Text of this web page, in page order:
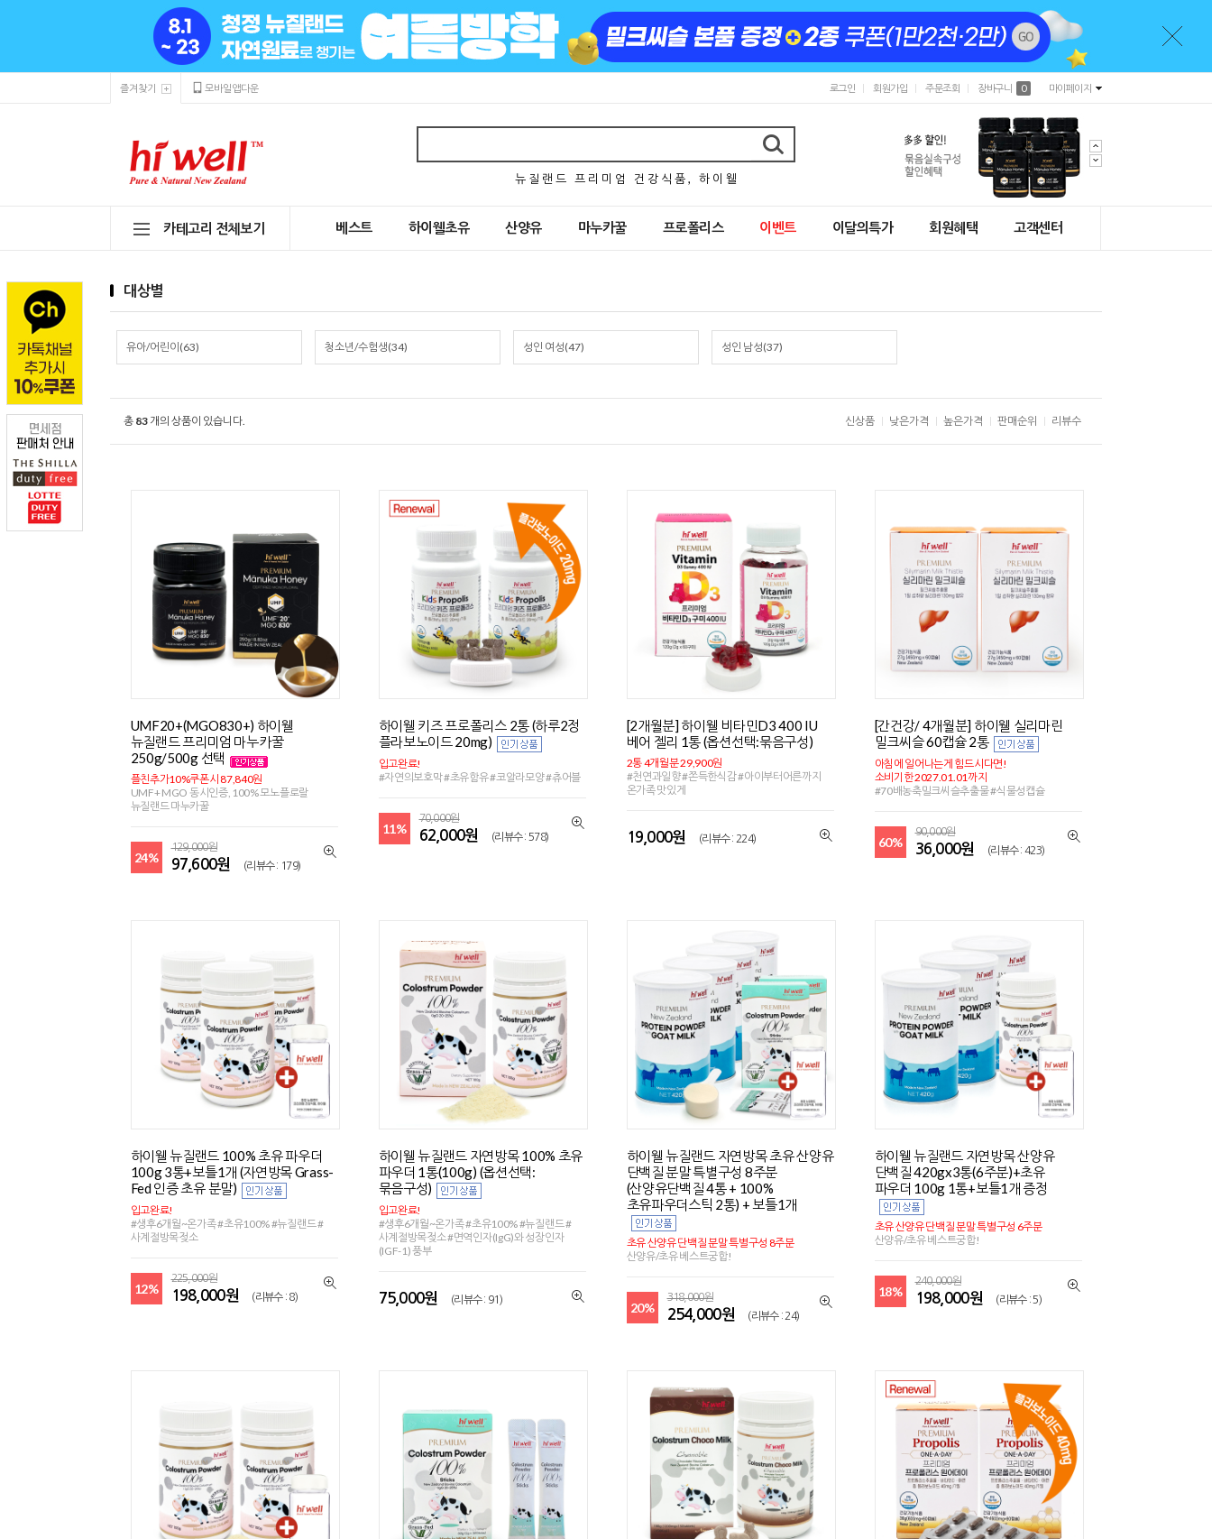
즐겨찾기 모바일앱다운 로그인 회원가입 주문조회 장바구니 0 마이페이지
뉴 질 랜 드 프 리 미 엄 건 강 식 품 , 하 이 웰
카테고리 전체보기 베스트 하이웰초유 산양유 마누카꿀 프로폴리스 이벤트 이달의특가 회원혜택 고객센터
대상별
유아/어린이(63) 청소년/수험생(34) 성인 여성(47) 성인 남성(37)
총 83 개의 상품이 있습니다. 신상품 낮은가격 높은가격 판매순위 리뷰수
UMF20+(MGO830+) 하이웰
뉴질랜드 프리미엄 마누카꿀
250g/500g 선택
플친추가10%쿠폰시 87,840원
UMF+ MGO 동시인증, 100% 모노플로랄
뉴질랜드 마누카꿀
24%
129,000원
97,600원 (리뷰수 : 179)
하이웰 키즈 프로폴리스 2통 (하루2정
플라보노이드 20mg)
입고완료!
#자연의보호막 #초유함유 #코알라모양 #츄어블
11%
70,000원
62,000원 (리뷰수 : 578)
[2개월분] 하이웰 비타민D3 400 IU
베어 젤리 1통 (옵션선택:묶음구성)
2통 4개월분 29,900원
#천연과일향 #쫀득한식감 #아이부터어른까지
온가족 맛있게
19,000원 (리뷰수 : 224)
[간건강/ 4개월분] 하이웰 실리마린
밀크씨슬 60캡슐 2통
아침에 일어나는게 힘드시다면!
소비기한 2027.01.01까지
#70배농축밀크씨슬추출물 #식물성캡슐
60%
90,000원
36,000원 (리뷰수 : 423)
하이웰 뉴질랜드 100% 초유 파우더
100g 3통+보틀1개 (자연방목 Grass-
Fed 인증 초유 분말)
입고완료!
#생후6개월~온가족 #초유100% #뉴질랜드 #
사계절방목젖소
12%
225,000원
198,000원 (리뷰수 : 8)
하이웰 뉴질랜드 자연방목 100% 초유
파우더 1통(100g) (옵션선택:
묶음구성)
입고완료!
#생후6개월~온가족 #초유100% #뉴질랜드 #
사계절방목젖소 #면역인자(IgG)와 성장인자
(IGF-1) 풍부
75,000원 (리뷰수 : 91)
하이웰 뉴질랜드 자연방목 초유 산양유
단백질 분말 특별구성 8주분
(산양유단백질 4통 + 100%
초유파우더스틱 2통) + 보틀1개
초유 산양유 단백질 분말 특별구성 8주분
산양유/초유 베스트궁합!
20%
318,000원
254,000원 (리뷰수 : 24)
하이웰 뉴질랜드 자연방목 산양유
단백질 420gx3통(6주분)+초유
파우더 100g 1통+보틀1개 증정
초유 산양유 단백질 분말 특별구성 6주분
산양유/초유 베스트궁합!
18%
240,000원
198,000원 (리뷰수 : 5)